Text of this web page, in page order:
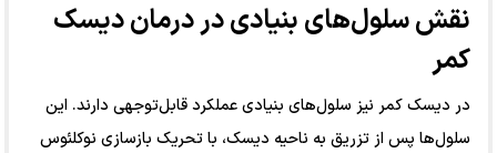
نقش سلول‌های بنیادی در درمان دیسک
کمر
در دیسک کمر نیز سلول‌های بنیادی عملکرد قابل‌توجهی دارند. این
سلول‌ها پس از تزریق به ناحیه دیسک، با تحریک بازسازی نوکلئوس